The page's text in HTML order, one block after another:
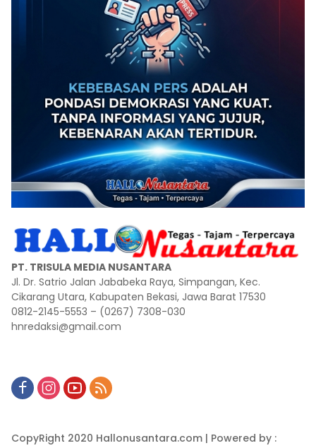
PT. TRISULA MEDIA NUSANTARA
Jl. Dr. Satrio Jalan Jababeka Raya, Simpangan, Kec.
Cikarang Utara, Kabupaten Bekasi, Jawa Barat 17530
0812-2145-5553 – (0267) 7308-030
hnredaksi@gmail.com
CopyRight 2020 Hallonusantara.com | Powered by :